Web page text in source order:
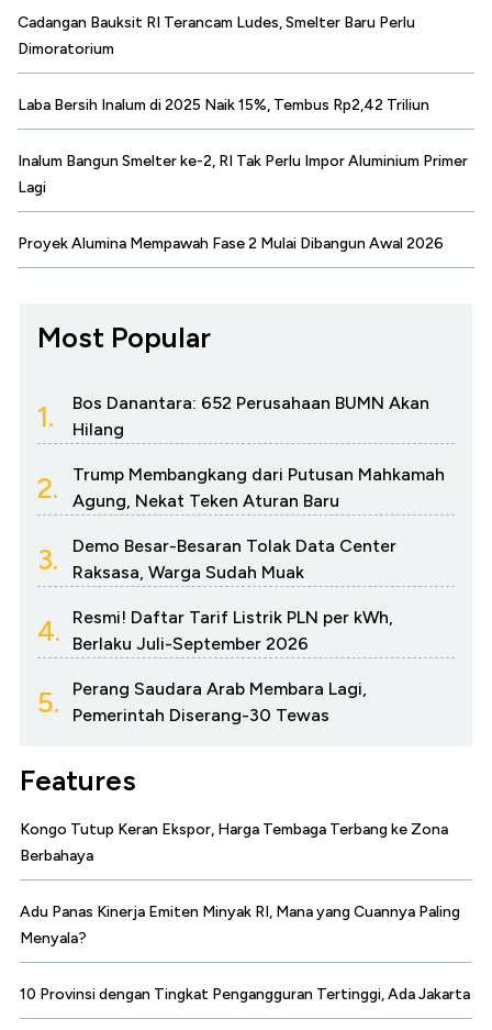
Cadangan Bauksit RI Terancam Ludes, Smelter Baru Perlu
Dimoratorium
Laba Bersih Inalum di 2025 Naik 15%, Tembus Rp2,42 Triliun
Inalum Bangun Smelter ke-2, RI Tak Perlu Impor Aluminium Primer
Lagi
Proyek Alumina Mempawah Fase 2 Mulai Dibangun Awal 2026
Most Popular
1.
Bos Danantara: 652 Perusahaan BUMN Akan
Hilang
2.
Trump Membangkang dari Putusan Mahkamah
Agung, Nekat Teken Aturan Baru
3.
Demo Besar-Besaran Tolak Data Center
Raksasa, Warga Sudah Muak
4.
Resmi! Daftar Tarif Listrik PLN per kWh,
Berlaku Juli-September 2026
5.
Perang Saudara Arab Membara Lagi,
Pemerintah Diserang-30 Tewas
Features
Kongo Tutup Keran Ekspor, Harga Tembaga Terbang ke Zona
Berbahaya
Adu Panas Kinerja Emiten Minyak RI, Mana yang Cuannya Paling
Menyala?
10 Provinsi dengan Tingkat Pengangguran Tertinggi, Ada Jakarta